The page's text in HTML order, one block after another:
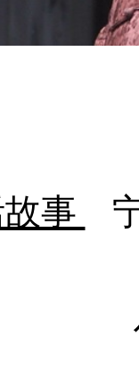
事